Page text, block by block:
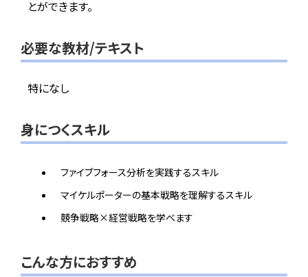
とができます。
必要な教材/テキスト
特になし
身につくスキル
ファイブフォース分析を実践するスキル
マイケルポーターの基本戦略を理解するスキル
競争戦略×経営戦略を学べます
こんな方におすすめ